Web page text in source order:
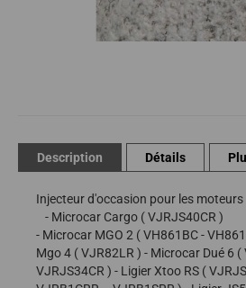
la
Galerie
Description
Injecteur d'occasion pour les
- Microcar Cargo ( VJRJS40CR )
- Microcar MGO 2 ( VH861BC -
Mgo 4 ( VJR82LR ) - Microcar Dué 6
VJRJS34CR ) - Ligier Xtoo RS (
Détails